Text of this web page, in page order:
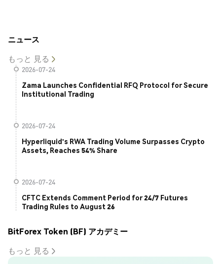
ニュース
もっと 見る
2026-07-24
Zama Launches Confidential RFQ Protocol for Secure
Institutional Trading
2026-07-24
Hyperliquid's RWA Trading Volume Surpasses Crypto
Assets, Reaches 54% Share
2026-07-24
CFTC Extends Comment Period for 24/7 Futures
Trading Rules to August 26
BitForex Token (BF) アカデミー
もっと 見る